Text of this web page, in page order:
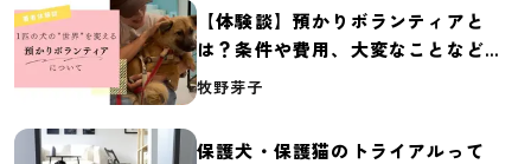
【体験談】預かりボランティアと
は？条件や費用、大変なことなど紹
介
牧野芽子
保護犬・保護猫のトライアルって